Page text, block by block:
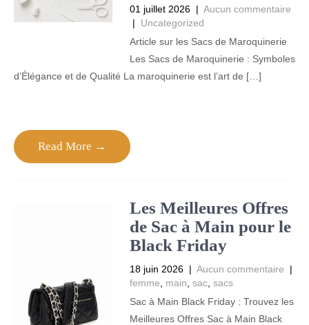
01 juillet 2026 | Aucun commentaire
| Uncategorized
Article sur les Sacs de Maroquinerie
Les Sacs de Maroquinerie : Symboles
d’Élégance et de Qualité La maroquinerie est l’art de […]
Read More →
Les Meilleures Offres
de Sac à Main pour le
Black Friday
18 juin 2026 | Aucun commentaire
|
femme
main sac, sacs
Sac à Main Black Friday : Trouvez les
Meilleures Offres Sac à Main Black